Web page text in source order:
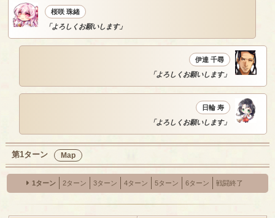
桜咲 珠緒
「よろしくお願いします」
伊達 千尋
「よろしくお願いします」
日輪 寿
「よろしくお願いします」
第1ターン Map
1ターン 2ターン 3ターン 4ターン 5ターン 6ターン 戦闘終了